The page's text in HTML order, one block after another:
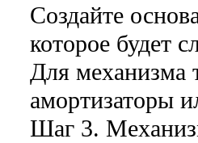
Создайте
которое будет
Для механизма
амортизаторы
Шаг 3.